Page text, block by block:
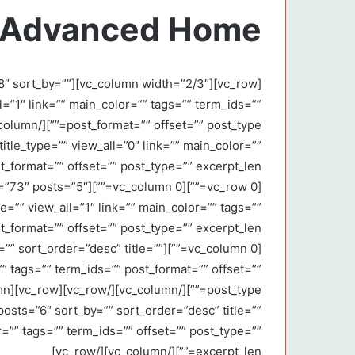
Advanced Home
sort_by=””
link=”” main_color=”” tags=”” term_ids=””
view_all=”0″ link=”” main_color=””
cat=”73″ posts=”5″
view_all=”1″ link=”” main_color=”” tags=””
sort_order=”desc” title=””
tags=”” term_ids=”” post_format=”” offset=””
sort_by=”” sort_order=”desc” title=””
tags=”” term_ids=”” offset=”” post_type=””
excerpt_len=””][/vc_column][/vc_row]